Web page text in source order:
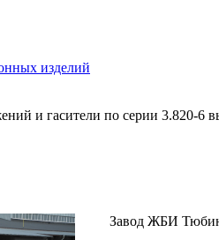
изделий
и гасители по серии 3.820-6
Завод ЖБИ